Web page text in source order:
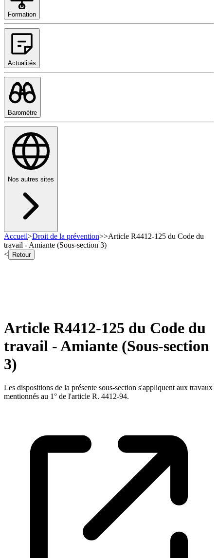
Formation
Actualités
Baromètre
Nos autres sites
Accueil>Droit de la prévention>>Article R4412-125 du Code du
travail - Amiante (Sous-section 3)
<
Retour
Article R4412-125 du Code du
travail - Amiante (Sous-section
3)
Les dispositions de la présente sous-section s'appliquent aux travaux
mentionnés au 1° de l'article R. 4412-94.